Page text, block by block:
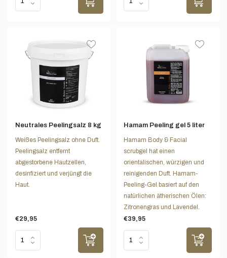
Neutrales Peelingsalz 8 kg
Weißes Peelingsalz ohne Duft.
Peelingsalz entfernt
abgestorbene Hautzellen,
desinfiziert und verjüngt die
Haut.
€29,95
Hamam Peeling gel 5 liter
Hamam Body & Facial
scrubgel hat einen
orientalischen, würzigen und
reinigenden Duft. Hamam-
Peeling-Gel basiert auf den
natürlichen ätherischen Ölen:
Zitronengras und Lavendel.
€39,95